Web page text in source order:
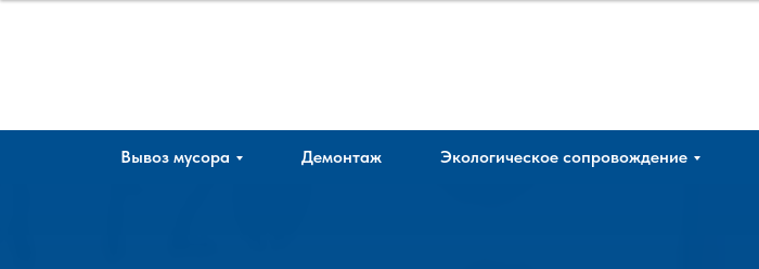
Вывоз мусора Демонтаж Экологическое сопровождение